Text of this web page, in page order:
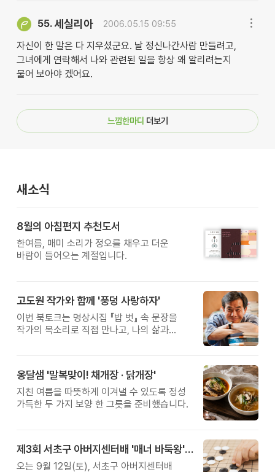
55.세실리아 2006.05.15 09:55
자신이 한 말은 다 지우셨군요. 날 정신나간사람 만들려고,
그녀에게 연락해서 나와 관련된 일을 항상 왜 알리려는지
물어 보아야 겠어요.
느낌한마디 더보기
새소식
8월의 아침편지 추천도서
한여름, 매미 소리가 정오를 채우고 더운
바람이 들어오는 계절입니다.
고도원 작가와 함께 '풍덩 사랑하자'
이번 북토크는 명상시집 『밥 벗』 속 문장을
작가의 목소리로 직접 만나고, 나의 삶과
옹달샘 '말복맞이! 채개장 · 닭개장'
지친 여름을 따뜻하게 이겨낼 수 있도록 정성
가득한 두 가지 보양 한 그릇을 준비했습니다.
제3회 서초구 아버지센터배 '매너 바둑왕' 대회
오는 9월 12일(토), 서초구 아버지센터배